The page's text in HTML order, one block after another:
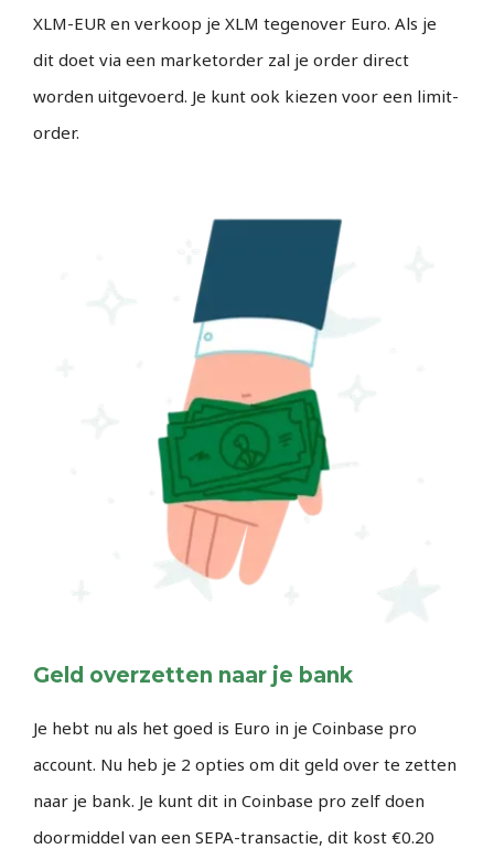
XLM-EUR en verkoop je XLM tegenover Euro. Als je
dit doet via een marketorder zal je order direct
worden uitgevoerd. Je kunt ook kiezen voor een limit-
order.
Geld overzetten naar je bank
Je hebt nu als het goed is Euro in je Coinbase pro
account. Nu heb je 2 opties om dit geld over te zetten
naar je bank. Je kunt dit in Coinbase pro zelf doen
doormiddel van een SEPA-transactie, dit kost €0.20